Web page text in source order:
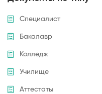
Специалист
Бакалавр
Колледж
Училище
Аттестаты